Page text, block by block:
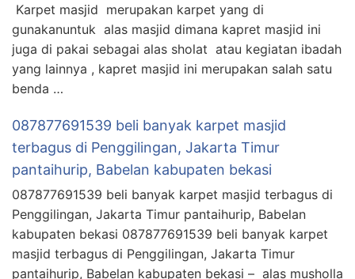
Karpet masjid merupakan karpet yang di
gunakanuntuk alas masjid dimana kapret masjid ini
juga di pakai sebagai alas sholat atau kegiatan ibadah
yang lainnya , kapret masjid ini merupakan salah satu
benda …
087877691539 beli banyak karpet masjid
terbagus di Penggilingan, Jakarta Timur
pantaihurip, Babelan kabupaten bekasi
087877691539 beli banyak karpet masjid terbagus di
Penggilingan, Jakarta Timur pantaihurip, Babelan
kabupaten bekasi 087877691539 beli banyak karpet
masjid terbagus di Penggilingan, Jakarta Timur
pantaihurip, Babelan kabupaten bekasi – alas musholla